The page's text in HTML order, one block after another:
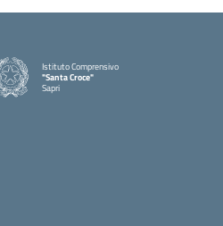
Istituto Comprensivo
"Santa Croce"
Sapri
— Visita la pagina iniziale della scuola